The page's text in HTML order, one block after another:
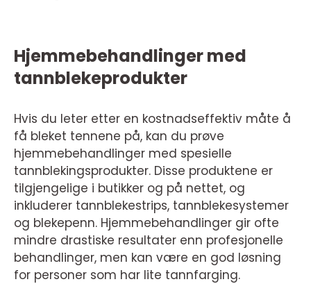
Hjemmebehandlinger med
tannblekeprodukter
Hvis du leter etter en kostnadseffektiv måte å
få bleket tennene på, kan du prøve
hjemmebehandlinger med spesielle
tannblekingsprodukter. Disse produktene er
tilgjengelige i butikker og på nettet, og
inkluderer tannblekestrips, tannblekesystemer
og blekepenn. Hjemmebehandlinger gir ofte
mindre drastiske resultater enn profesjonelle
behandlinger, men kan være en god løsning
for personer som har lite tannfarging.